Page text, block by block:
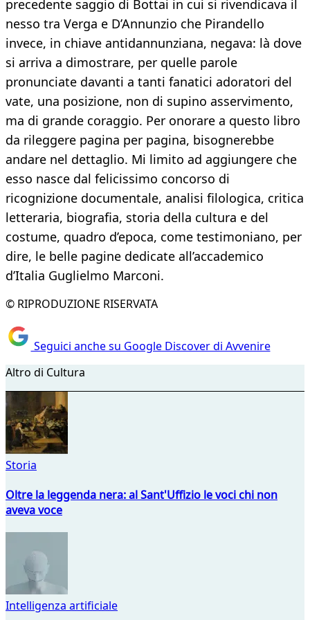
precedente saggio di Bottai in cui si rivendicava il
nesso tra Verga e D’Annunzio che Pirandello
invece, in chiave antidannunziana, negava: là dove
si arriva a dimostrare, per quelle parole
pronunciate davanti a tanti fanatici adoratori del
vate, una posizione, non di supino asservimento,
ma di grande coraggio. Per onorare a questo libro
da rileggere pagina per pagina, bisognerebbe
andare nel dettaglio. Mi limito ad aggiungere che
esso nasce dal felicissimo concorso di
ricognizione documentale, analisi filologica, critica
letteraria, biografia, storia della cultura e del
costume, quadro d’epoca, come testimoniano, per
dire, le belle pagine dedicate all’accademico
d’Italia Guglielmo Marconi.
© RIPRODUZIONE RISERVATA
Seguici anche su Google Discover di Avvenire
Altro di Cultura
Storia
Oltre la leggenda nera: al Sant'Uffizio le voci chi non
aveva voce
Intelligenza artificiale